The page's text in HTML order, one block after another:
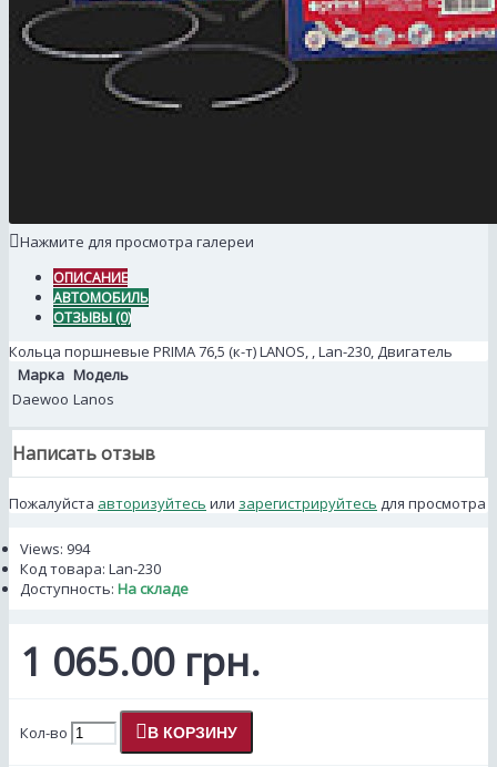
Нажмите для просмотра галереи
ОПИСАНИЕ
АВТОМОБИЛЬ
ОТЗЫВЫ (0)
Кольца поршневые PRIMA 76,5 (к-т) LANOS, , Lan-230, Двигатель
Марка Модель
Daewoo Lanos
Написать отзыв
Пожалуйста авторизуйтесь или зарегистрируйтесь для просмотра
Views: 994
Код товара: Lan-230
Доступность: На складе
1 065.00 грн.
Кол-во В КОРЗИНУ